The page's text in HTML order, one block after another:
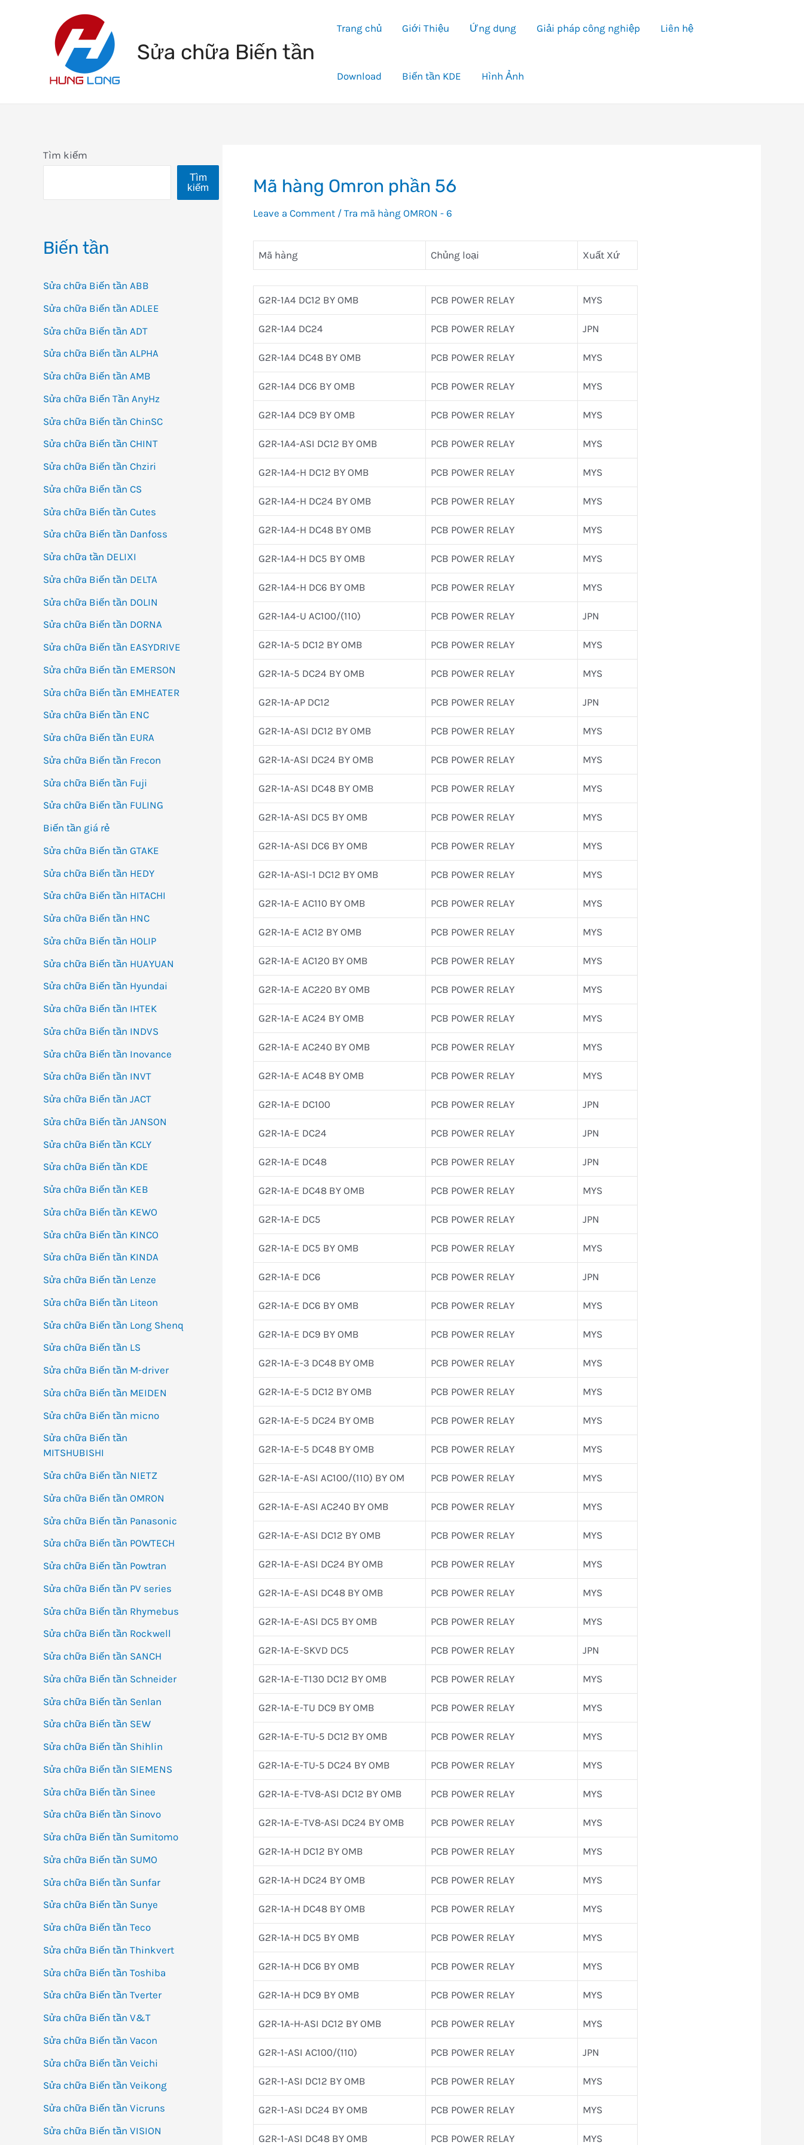
Sửa chữa Biến tần
Trang chủ Giới Thiệu Ứng dụng Giải pháp công nghiệp Liên hệ
Download Biến tần KDE Hình Ảnh
Tìm kiếm
Tìm
kiếm
Biến tần
Sửa chữa Biến tần ABB
Sửa chữa Biến tần ADLEE
Sửa chữa Biến tần ADT
Sửa chữa Biến tần ALPHA
Sửa chữa Biến tần AMB
Sửa chữa Biến Tần AnyHz
Sửa chữa Biến tần ChinSC
Sửa chữa Biến tần CHINT
Sửa chữa Biến tần Chziri
Sửa chữa Biến tần CS
Sửa chữa Biến tần Cutes
Sửa chữa Biến tần Danfoss
Sửa chữa tần DELIXI
Sửa chữa Biến tần DELTA
Sửa chữa Biến tần DOLIN
Sửa chữa Biến tần DORNA
Sửa chữa Biến tần EASYDRIVE
Sửa chữa Biến tần EMERSON
Sửa chữa Biến tần EMHEATER
Sửa chữa Biến tần ENC
Sửa chữa Biến tần EURA
Sửa chữa Biến tần Frecon
Sửa chữa Biến tần Fuji
Sửa chữa Biến tần FULING
Biến tần giá rẻ
Sửa chữa Biến tần GTAKE
Sửa chữa Biến tần HEDY
Sửa chữa Biến tần HITACHI
Sửa chữa Biến tần HNC
Sửa chữa Biến tần HOLIP
Sửa chữa Biến tần HUAYUAN
Sửa chữa Biến tần Hyundai
Sửa chữa Biến tần IHTEK
Sửa chữa Biến tần INDVS
Sửa chữa Biến tần Inovance
Sửa chữa Biến tần INVT
Sửa chữa Biến tần JACT
Sửa chữa Biến tần JANSON
Sửa chữa Biến tần KCLY
Sửa chữa Biến tần KDE
Sửa chữa Biến tần KEB
Sửa chữa Biến tần KEWO
Sửa chữa Biến tần KINCO
Sửa chữa Biến tần KINDA
Sửa chữa Biến tần Lenze
Sửa chữa Biến tần Liteon
Sửa chữa Biến tần Long Shenq
Sửa chữa Biến tần LS
Sửa chữa Biến tần M-driver
Sửa chữa Biến tần MEIDEN
Sửa chữa Biến tần micno
Sửa chữa Biến tần
MITSHUBISHI
Sửa chữa Biến tần NIETZ
Sửa chữa Biến tần OMRON
Sửa chữa Biến tần Panasonic
Sửa chữa Biến tần POWTECH
Sửa chữa Biến tần Powtran
Sửa chữa Biến tần PV series
Sửa chữa Biến tần Rhymebus
Sửa chữa Biến tần Rockwell
Sửa chữa Biến tần SANCH
Sửa chữa Biến tần Schneider
Sửa chữa Biến tần Senlan
Sửa chữa Biến tần SEW
Sửa chữa Biến tần Shihlin
Sửa chữa Biến tần SIEMENS
Sửa chữa Biến tần Sinee
Sửa chữa Biến tần Sinovo
Sửa chữa Biến tần Sumitomo
Sửa chữa Biến tần SUMO
Sửa chữa Biến tần Sunfar
Sửa chữa Biến tần Sunye
Sửa chữa Biến tần Teco
Sửa chữa Biến tần Thinkvert
Sửa chữa Biến tần Toshiba
Sửa chữa Biến tần Tverter
Sửa chữa Biến tần V&T
Sửa chữa Biến tần Vacon
Sửa chữa Biến tần Veichi
Sửa chữa Biến tần Veikong
Sửa chữa Biến tần Vicruns
Sửa chữa Biến tần VISION
Mã hàng Omron phần 56
Leave a Comment / Tra mã hàng OMRON - 6
Mã hàng Chủng loại Xuất Xứ
G2R-1A4 DC12 BY OMB PCB POWER RELAY MYS
G2R-1A4 DC24 PCB POWER RELAY JPN
G2R-1A4 DC48 BY OMB PCB POWER RELAY MYS
G2R-1A4 DC6 BY OMB PCB POWER RELAY MYS
G2R-1A4 DC9 BY OMB PCB POWER RELAY MYS
G2R-1A4-ASI DC12 BY OMB PCB POWER RELAY MYS
G2R-1A4-H DC12 BY OMB PCB POWER RELAY MYS
G2R-1A4-H DC24 BY OMB PCB POWER RELAY MYS
G2R-1A4-H DC48 BY OMB PCB POWER RELAY MYS
G2R-1A4-H DC5 BY OMB PCB POWER RELAY MYS
G2R-1A4-H DC6 BY OMB PCB POWER RELAY MYS
G2R-1A4-U AC100/(110) PCB POWER RELAY JPN
G2R-1A-5 DC12 BY OMB PCB POWER RELAY MYS
G2R-1A-5 DC24 BY OMB PCB POWER RELAY MYS
G2R-1A-AP DC12 PCB POWER RELAY JPN
G2R-1A-ASI DC12 BY OMB PCB POWER RELAY MYS
G2R-1A-ASI DC24 BY OMB PCB POWER RELAY MYS
G2R-1A-ASI DC48 BY OMB PCB POWER RELAY MYS
G2R-1A-ASI DC5 BY OMB PCB POWER RELAY MYS
G2R-1A-ASI DC6 BY OMB PCB POWER RELAY MYS
G2R-1A-ASI-1 DC12 BY OMB PCB POWER RELAY MYS
G2R-1A-E AC110 BY OMB PCB POWER RELAY MYS
G2R-1A-E AC12 BY OMB PCB POWER RELAY MYS
G2R-1A-E AC120 BY OMB PCB POWER RELAY MYS
G2R-1A-E AC220 BY OMB PCB POWER RELAY MYS
G2R-1A-E AC24 BY OMB PCB POWER RELAY MYS
G2R-1A-E AC240 BY OMB PCB POWER RELAY MYS
G2R-1A-E AC48 BY OMB PCB POWER RELAY MYS
G2R-1A-E DC100 PCB POWER RELAY JPN
G2R-1A-E DC24 PCB POWER RELAY JPN
G2R-1A-E DC48 PCB POWER RELAY JPN
G2R-1A-E DC48 BY OMB PCB POWER RELAY MYS
G2R-1A-E DC5 PCB POWER RELAY JPN
G2R-1A-E DC5 BY OMB PCB POWER RELAY MYS
G2R-1A-E DC6 PCB POWER RELAY JPN
G2R-1A-E DC6 BY OMB PCB POWER RELAY MYS
G2R-1A-E DC9 BY OMB PCB POWER RELAY MYS
G2R-1A-E-3 DC48 BY OMB PCB POWER RELAY MYS
G2R-1A-E-5 DC12 BY OMB PCB POWER RELAY MYS
G2R-1A-E-5 DC24 BY OMB PCB POWER RELAY MYS
G2R-1A-E-5 DC48 BY OMB PCB POWER RELAY MYS
G2R-1A-E-ASI AC100/(110) BY OM PCB POWER RELAY MYS
G2R-1A-E-ASI AC240 BY OMB PCB POWER RELAY MYS
G2R-1A-E-ASI DC12 BY OMB PCB POWER RELAY MYS
G2R-1A-E-ASI DC24 BY OMB PCB POWER RELAY MYS
G2R-1A-E-ASI DC48 BY OMB PCB POWER RELAY MYS
G2R-1A-E-ASI DC5 BY OMB PCB POWER RELAY MYS
G2R-1A-E-SKVD DC5 PCB POWER RELAY JPN
G2R-1A-E-T130 DC12 BY OMB PCB POWER RELAY MYS
G2R-1A-E-TU DC9 BY OMB PCB POWER RELAY MYS
G2R-1A-E-TU-5 DC12 BY OMB PCB POWER RELAY MYS
G2R-1A-E-TU-5 DC24 BY OMB PCB POWER RELAY MYS
G2R-1A-E-TV8-ASI DC12 BY OMB PCB POWER RELAY MYS
G2R-1A-E-TV8-ASI DC24 BY OMB PCB POWER RELAY MYS
G2R-1A-H DC12 BY OMB PCB POWER RELAY MYS
G2R-1A-H DC24 BY OMB PCB POWER RELAY MYS
G2R-1A-H DC48 BY OMB PCB POWER RELAY MYS
G2R-1A-H DC5 BY OMB PCB POWER RELAY MYS
G2R-1A-H DC6 BY OMB PCB POWER RELAY MYS
G2R-1A-H DC9 BY OMB PCB POWER RELAY MYS
G2R-1A-H-ASI DC12 BY OMB PCB POWER RELAY MYS
G2R-1-ASI AC100/(110) PCB POWER RELAY JPN
G2R-1-ASI DC12 BY OMB PCB POWER RELAY MYS
G2R-1-ASI DC24 BY OMB PCB POWER RELAY MYS
G2R-1-ASI DC48 BY OMB PCB POWER RELAY MYS